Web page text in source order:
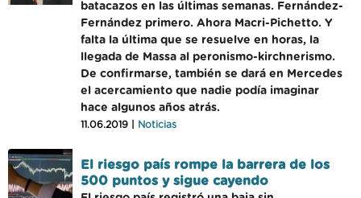
batacazos en las últimas semanas. Fernández-
Fernández primero. Ahora Macri-Pichetto. Y
falta la última que se resuelve en horas, la
llegada de Massa al peronismo-kirchnerismo.
De confirmarse, también se dará en Mercedes
el acercamiento que nadie podía imaginar
hace algunos años atrás.
11.06.2019 | Noticias
El riesgo país rompe la barrera de los
500 puntos y sigue cayendo